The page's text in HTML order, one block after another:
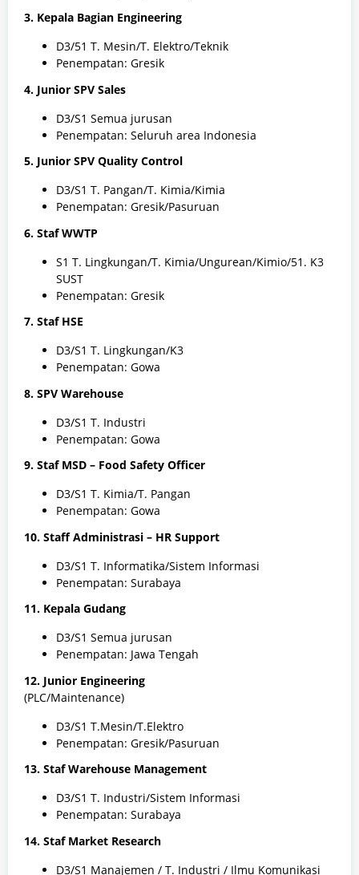
3. Kepala Bagian Engineering
D3/51 T. Mesin/T. Elektro/Teknik
Penempatan: Gresik
4. Junior SPV Sales
D3/S1 Semua jurusan
Penempatan: Seluruh area Indonesia
5. Junior SPV Quality Control
D3/S1 T. Pangan/T. Kimia/Kimia
Penempatan: Gresik/Pasuruan
6. Staf WWTP
S1 T. Lingkungan/T. Kimia/Ungurean/Kimio/51. K3
SUST
Penempatan: Gresik
7. Staf HSE
D3/S1 T. Lingkungan/K3
Penempatan: Gowa
8. SPV Warehouse
D3/S1 T. Industri
Penempatan: Gowa
9. Staf MSD – Food Safety Officer
D3/S1 T. Kimia/T. Pangan
Penempatan: Gowa
10. Staff Administrasi – HR Support
D3/S1 T. Informatika/Sistem Informasi
Penempatan: Surabaya
11. Kepala Gudang
D3/S1 Semua jurusan
Penempatan: Jawa Tengah
12. Junior Engineering
(PLC/Maintenance)
D3/S1 T.Mesin/T.Elektro
Penempatan: Gresik/Pasuruan
13. Staf Warehouse Management
D3/S1 T. Industri/Sistem Informasi
Penempatan: Surabaya
14. Staf Market Research
D3/S1 Manajemen / T. Industri / Ilmu Komunikasi